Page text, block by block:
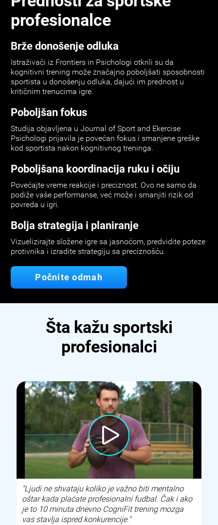
profesionalce
Brže donošenje odluka
Istraživači iz Frontiers in Psichologi otkrili su da
kognitivni trening može značajno poboljšati sposobnosti
sportista u donošenju odluka, dajući im prednost u
kritičnim trenucima igre.
Poboljšan fokus
Studija objavljena u Journal of Sport and Ekercise
Psichologi prijavila je povećan fokus i smanjene greške
kod sportista nakon kognitivnog treninga.
Poboljšana koordinacija ruku i očiju
Povećajte vreme reakcije i preciznost. Ovo ne samo da
podiže vaše performanse, već može i smanjiti rizik od
povreda u igri.
Bolja strategija i planiranje
Vizuelizirajte složene igre sa jasnoćom, predvidite poteze
protivnika i izradite strategiju sa preciznošću.
Počnite odmah
Šta kažu sportski
profesionalci
"Ljudi ne shvataju koliko je važno biti mentalno
oštar kada plaćate profesionalni fudbal. Čak i ako
je to 10 minuta dnevno CogniFit trening mozga
vas stavlja ispred konkurencije."